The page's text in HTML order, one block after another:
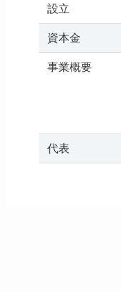
設立
資本金
事業概要
代表